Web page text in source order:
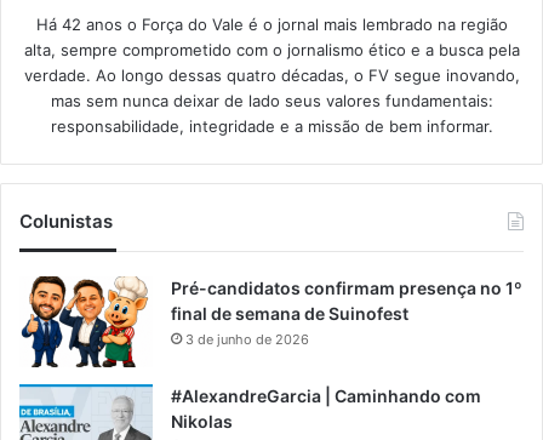
Há 42 anos o Força do Vale é o jornal mais lembrado na região
alta, sempre comprometido com o jornalismo ético e a busca pela
verdade. Ao longo dessas quatro décadas, o FV segue inovando,
mas sem nunca deixar de lado seus valores fundamentais:
responsabilidade, integridade e a missão de bem informar.​
Colunistas
Pré-candidatos confirmam presença no 1º
final de semana de Suinofest
3 de junho de 2026
#AlexandreGarcia | Caminhando com
Nikolas